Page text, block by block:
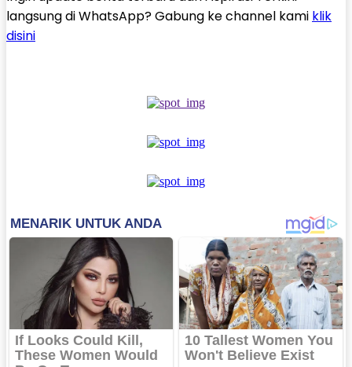
langsung di WhatsApp? Gabung ke channel kami klik
disini